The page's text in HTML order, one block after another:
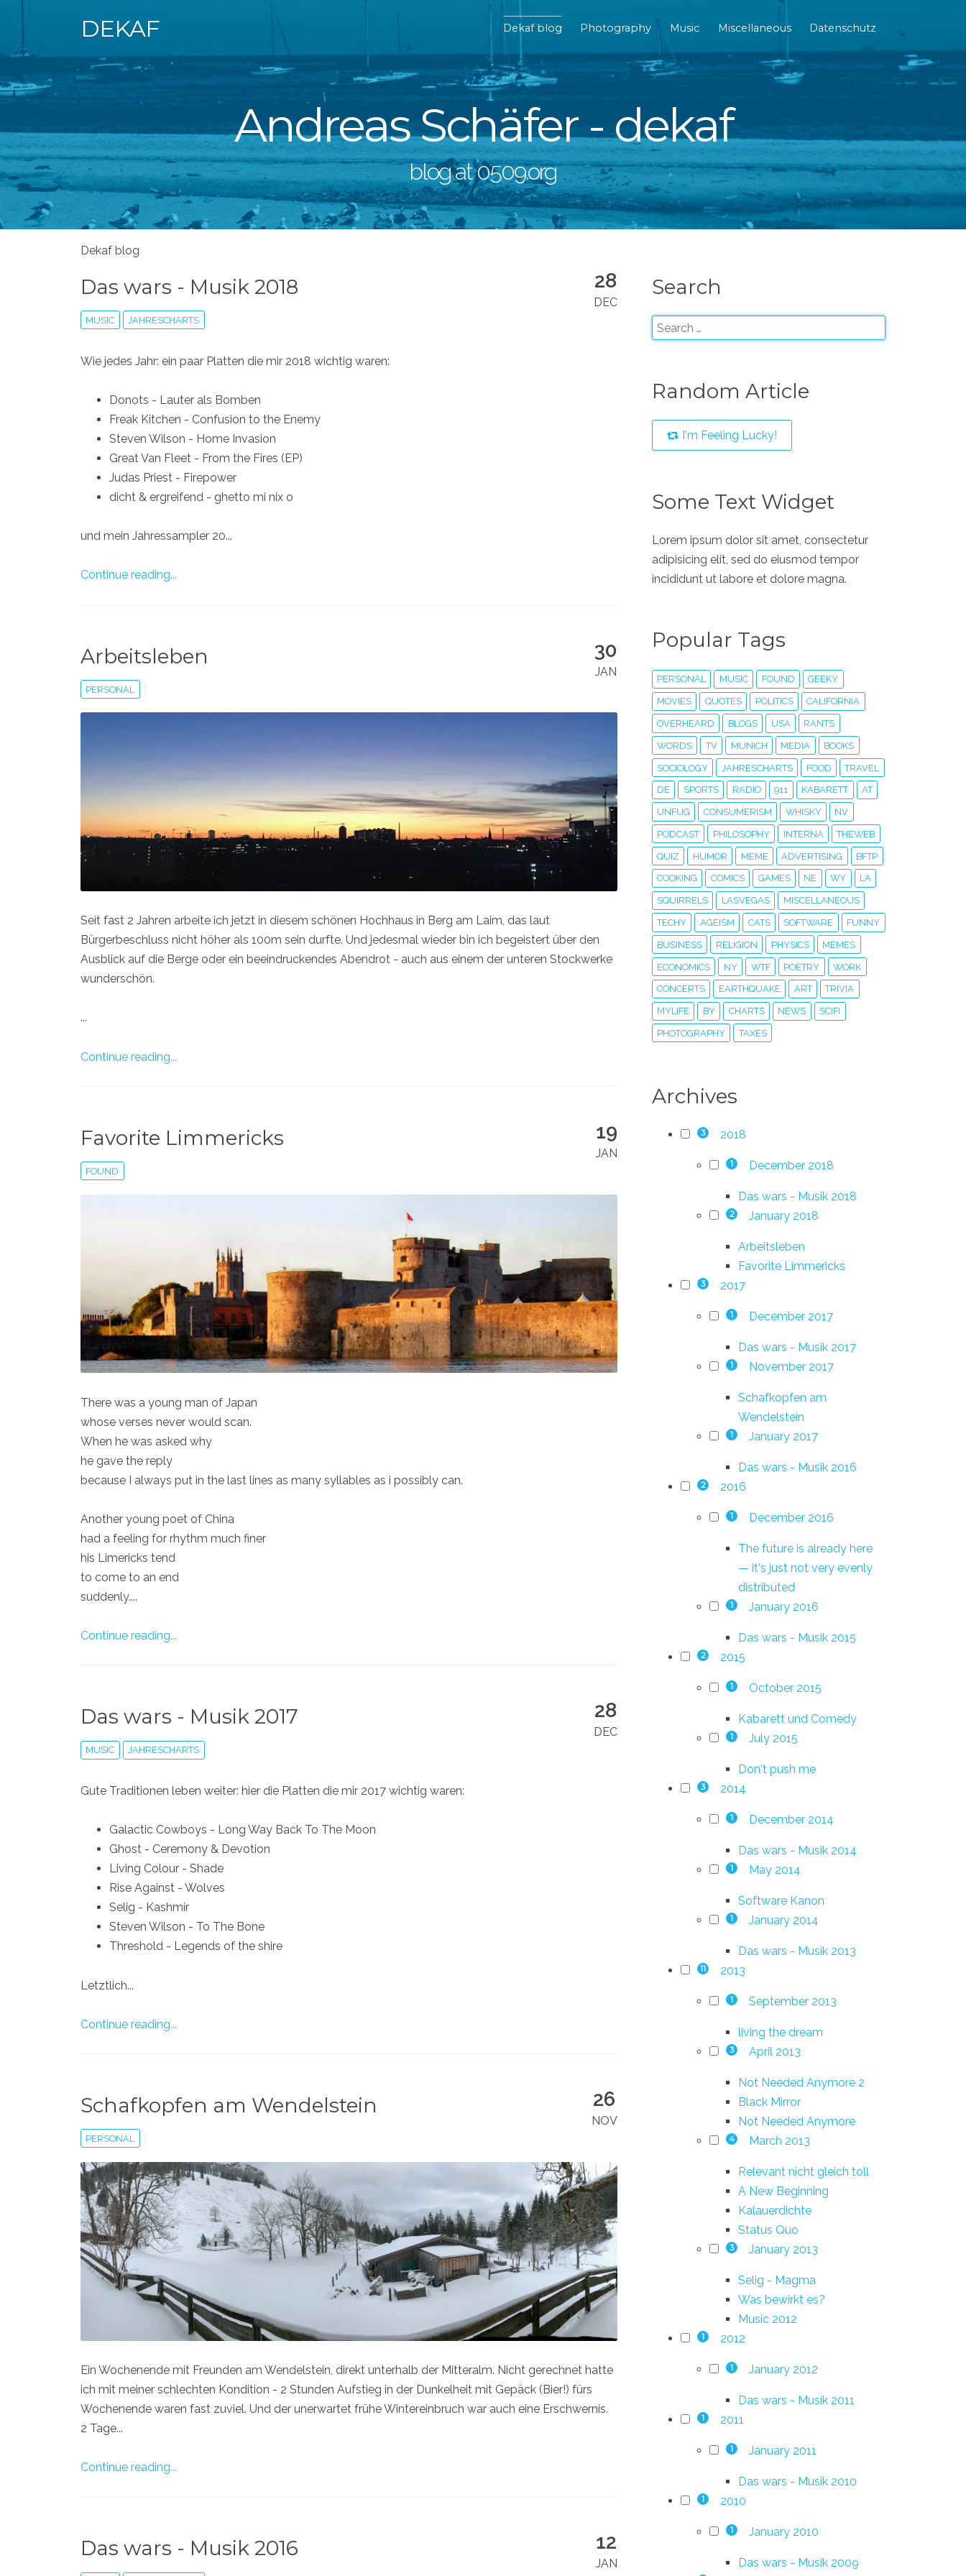
DEKAF Dekaf blog Photography Music Miscellaneous Datenschutz
Andreas Schäfer - dekaf
blog at 0509.org
Dekaf blog
28
DEC
Das wars - Musik 2018
MUSIC JAHRESCHARTS
Wie jedes Jahr: ein paar Platten die mir 2018 wichtig waren:
Donots - Lauter als Bomben
Freak Kitchen - Confusion to the Enemy
Steven Wilson - Home Invasion
Great Van Fleet - From the Fires (EP)
Judas Priest - Firepower
dicht & ergreifend - ghetto mi nix o
und mein Jahressampler 20...
Continue reading...
30
JAN
Arbeitsleben
PERSONAL
Seit fast 2 Jahren arbeite ich jetzt in diesem schönen Hochhaus in Berg am Laim, das laut
Bürgerbeschluss nicht höher als 100m sein durfte. Und jedesmal wieder bin ich begeistert über den
Ausblick auf die Berge oder ein beeindruckendes Abendrot - auch aus einem der unteren Stockwerke
wunderschön.
...
Continue reading...
19
JAN
Favorite Limmericks
FOUND
There was a young man of Japan
whose verses never would scan.
When he was asked why
he gave the reply
because I always put in the last lines as many syllables as i possibly can.
Another young poet of China
had a feeling for rhythm much finer
his Limericks tend
to come to an end
suddenly....
Continue reading...
28
DEC
Das wars - Musik 2017
MUSIC JAHRESCHARTS
Gute Traditionen leben weiter: hier die Platten die mir 2017 wichtig waren:
Galactic Cowboys - Long Way Back To The Moon
Ghost - Ceremony & Devotion
Living Colour - Shade
Rise Against - Wolves
Selig - Kashmir
Steven Wilson - To The Bone
Threshold - Legends of the shire
Letztlich...
Continue reading...
26
NOV
Schafkopfen am Wendelstein
PERSONAL
Ein Wochenende mit Freunden am Wendelstein, direkt unterhalb der Mitteralm. Nicht gerechnet hatte
ich mit meiner schlechten Kondition - 2 Stunden Aufstieg in der Dunkelheit mit Gepäck (Bier!) fürs
Wochenende waren fast zuviel. Und der unerwartet frühe Wintereinbruch war auch eine Erschwernis.
2 Tage...
Continue reading...
12
JAN
Das wars - Musik 2016
Search
Random Article
I'm Feeling Lucky!
Some Text Widget
Lorem ipsum dolor sit amet, consectetur
adipisicing elit, sed do eiusmod tempor
incididunt ut labore et dolore magna.
Popular Tags
PERSONAL MUSIC FOUND GEEKY
MOVIES QUOTES POLITICS CALIFORNIA
OVERHEARD BLOGS USA RANTS
WORDS TV MUNICH MEDIA BOOKS
SOCIOLOGY JAHRESCHARTS FOOD TRAVEL
DE SPORTS RADIO 911 KABARETT AT
UNFUG CONSUMERISM WHISKY NV
PODCAST PHILOSOPHY INTERNA THEWEB
QUIZ HUMOR MEME ADVERTISING BFTP
COOKING COMICS GAMES NE WY LA
SQUIRRELS LASVEGAS MISCELLANEOUS
TECHY AGEISM CATS SOFTWARE FUNNY
BUSINESS RELIGION PHYSICS MEMES
ECONOMICS NY WTF POETRY WORK
CONCERTS EARTHQUAKE ART TRIVIA
MYLIFE BY CHARTS NEWS SCIFI
PHOTOGRAPHY TAXES
Archives
3 2018
1 December 2018
Das wars - Musik 2018
2 January 2018
Arbeitsleben
Favorite Limmericks
3 2017
1 December 2017
Das wars - Musik 2017
1 November 2017
Schafkopfen am
Wendelstein
1 January 2017
Das wars - Musik 2016
2 2016
1 December 2016
The future is already here
— it's just not very evenly
distributed
1 January 2016
Das wars - Musik 2015
2 2015
1 October 2015
Kabarett und Comedy
1 July 2015
Don't push me
3 2014
1 December 2014
Das wars - Musik 2014
1 May 2014
Software Kanon
1 January 2014
Das wars - Musik 2013
11 2013
1 September 2013
living the dream
3 April 2013
Not Needed Anymore 2
Black Mirror
Not Needed Anymore
4 March 2013
Relevant nicht gleich toll
A New Beginning
Kalauerdichte
Status Quo
3 January 2013
Selig - Magma
Was bewirkt es?
Music 2012
1 2012
1 January 2012
Das wars - Musik 2011
1 2011
1 January 2011
Das wars - Musik 2010
1 2010
1 January 2010
Das wars - Musik 2009